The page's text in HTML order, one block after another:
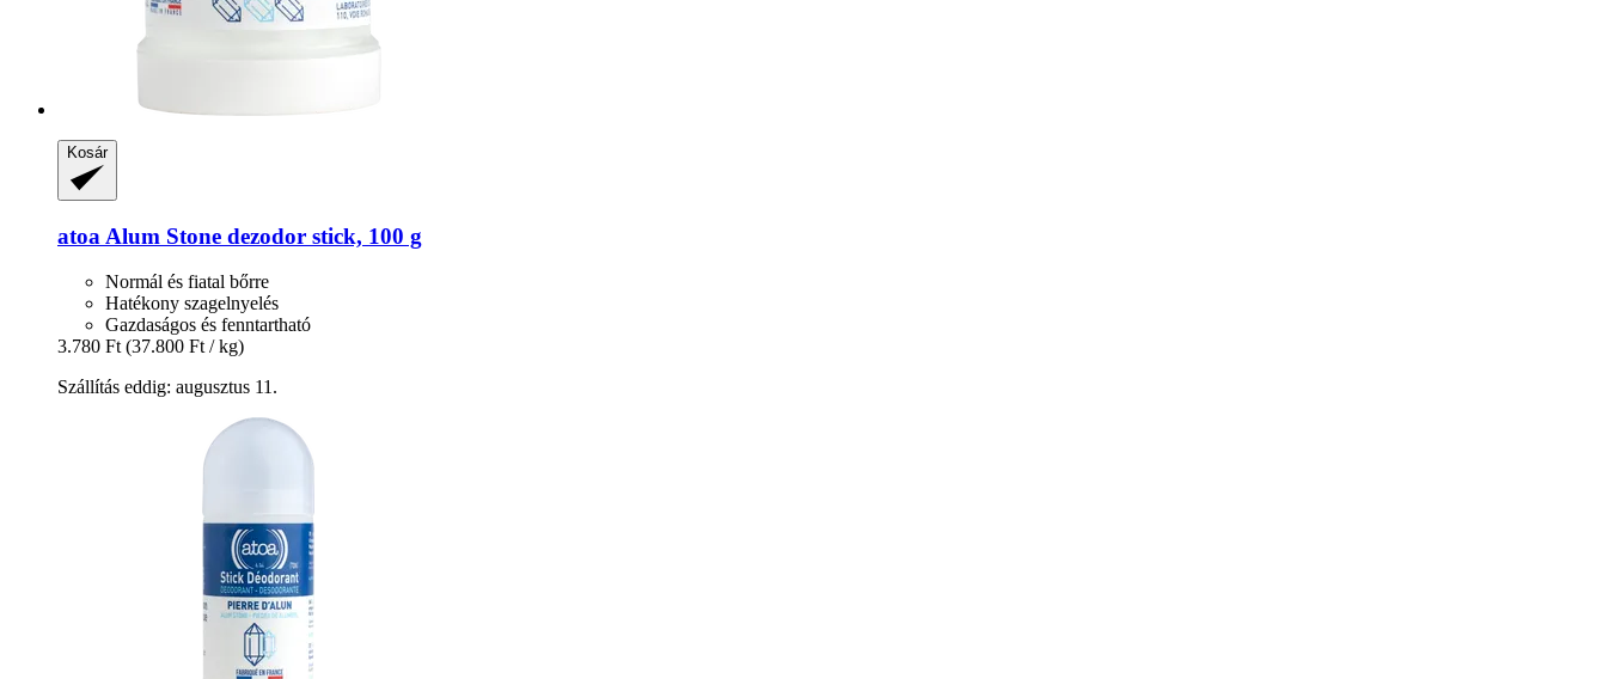
Kosár
atoa Alum Stone dezodor stick, 100 g
Normál és fiatal bőrre
Hatékony szagelnyelés
Gazdaságos és fenntartható
3.780 Ft (37.800 Ft / kg)
Szállítás eddig: augusztus 11.